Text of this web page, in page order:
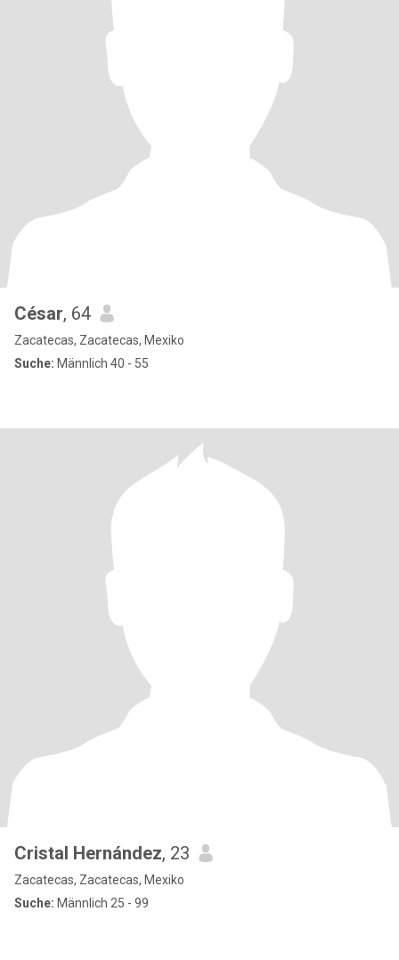
César, 64
Zacatecas, Zacatecas, Mexiko
Suche: Männlich 40 - 55
Cristal Hernández, 23
Zacatecas, Zacatecas, Mexiko
Suche: Männlich 25 - 99